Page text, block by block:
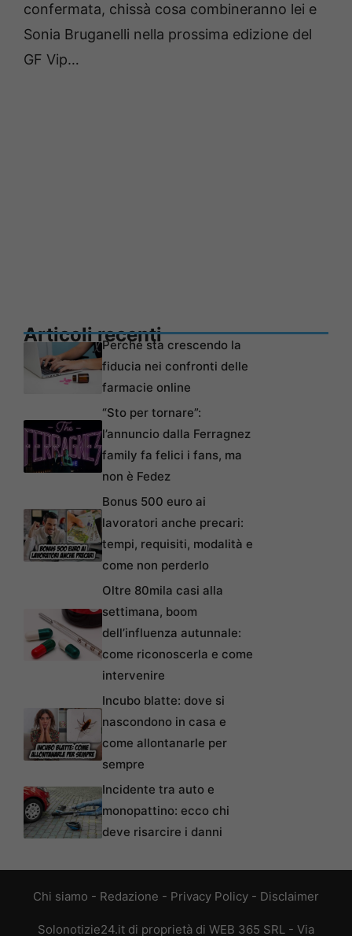
confermata, chissà cosa combineranno lei e
Sonia Bruganelli nella prossima edizione del
GF Vip…
Articoli recentiPerché sta crescendo la
fiducia nei confronti delle
farmacie online
“Sto per tornare”:
l’annuncio dalla Ferragnez
family fa felici i fans, ma
non è Fedez
Bonus 500 euro ai
lavoratori anche precari:
tempi, requisiti, modalità e
come non perderlo
Oltre 80mila casi alla
settimana, boom
dell’influenza autunnale:
come riconoscerla e come
intervenire
Incubo blatte: dove si
nascondono in casa e
come allontanarle per
sempre
Incidente tra auto e
monopattino: ecco chi
deve risarcire i danni
Chi siamo - Redazione - Privacy Policy - Disclaimer
Solonotizie24.it di proprietà di WEB 365 SRL - Via